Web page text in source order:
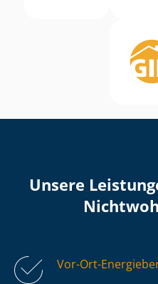
Unsere
Vor-Ort-